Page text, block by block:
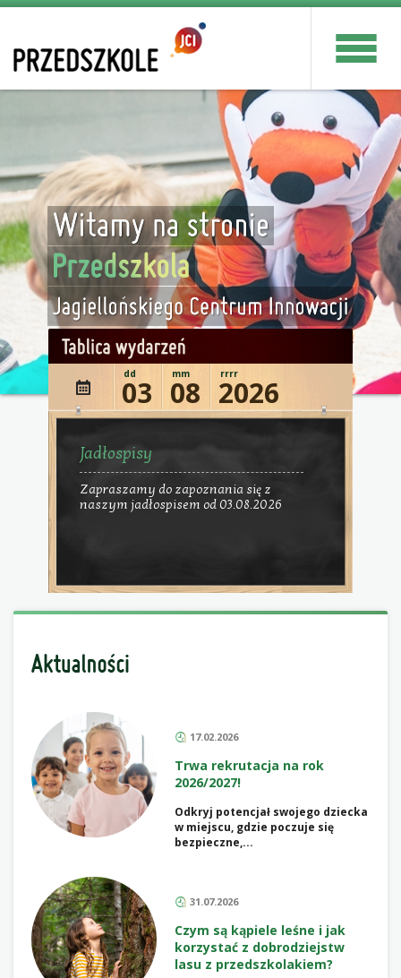
wydażenie
dd
03
mm
08
rrrr
2026
Jadłospisy
Zapraszamy do zapoznania się z
naszym jadłospisem od 03.08.2026
17.02.2026
Trwa rekrutacja na rok
2026/2027!
Odkryj potencjał swojego dziecka
w miejscu, gdzie poczuje się
bezpieczne,...
31.07.2026
Czym są kąpiele leśne i jak
korzystać z dobrodziejstw
lasu z przedszkolakiem?